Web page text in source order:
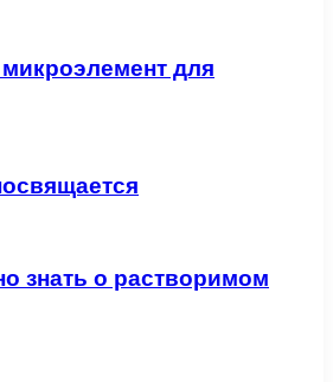
для
знать о растворимом